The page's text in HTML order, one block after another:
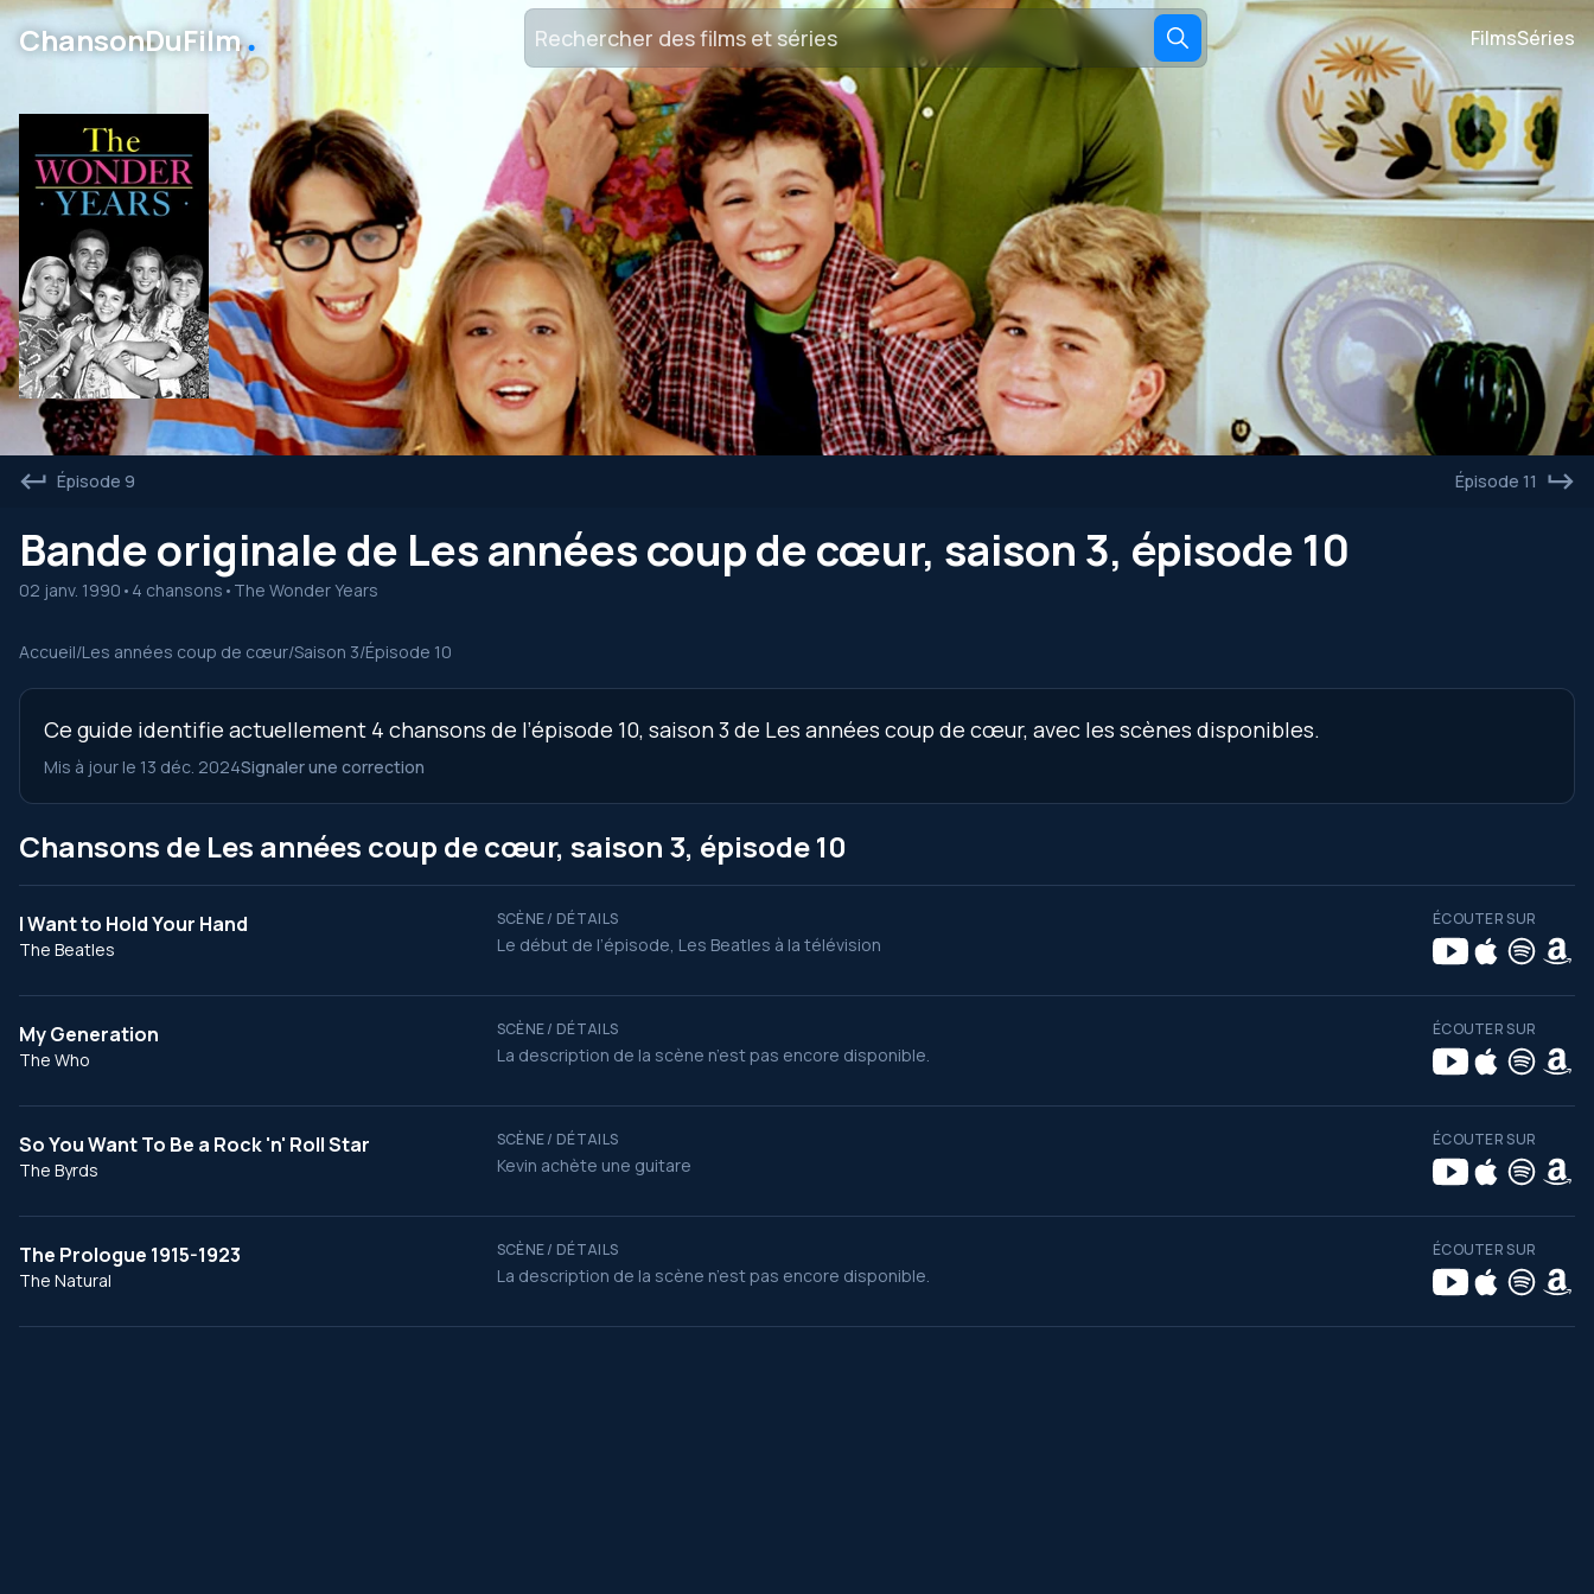
ChansonDuFilm․ FilmsSéries
Épisode 9 Épisode 11
Bande originale de Les années coup de cœur, saison 3, épisode 10
02 janv. 1990 • 4 chansons • The Wonder Years
Accueil/Les années coup de cœur/Saison 3/Épisode 10
Ce guide identifie actuellement 4 chansons de l’épisode 10, saison 3 de Les années coup de cœur, avec les scènes disponibles.
Mis à jour le 13 déc. 2024Signaler une correction
Chansons de Les années coup de cœur, saison 3, épisode 10
I Want to Hold Your Hand
The Beatles
SCÈNE / DÉTAILS
Le début de l’épisode, Les Beatles à la télévision
ÉCOUTER SUR
My Generation
The Who
SCÈNE / DÉTAILS
La description de la scène n’est pas encore disponible.
ÉCOUTER SUR
So You Want To Be a Rock 'n' Roll Star
The Byrds
SCÈNE / DÉTAILS
Kevin achète une guitare
ÉCOUTER SUR
The Prologue 1915-1923
The Natural
SCÈNE / DÉTAILS
La description de la scène n’est pas encore disponible.
ÉCOUTER SUR